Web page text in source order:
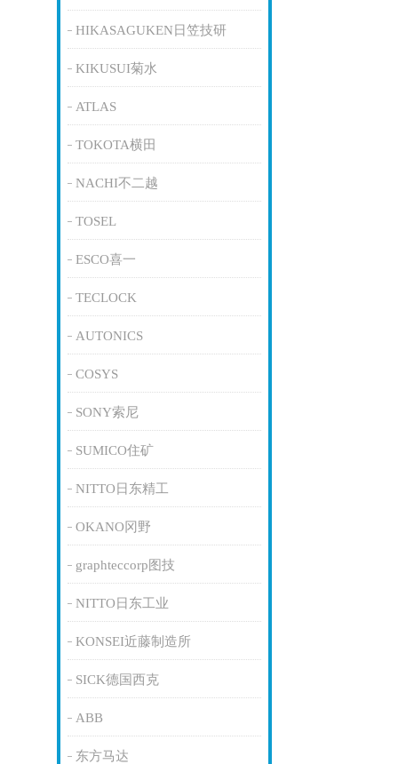
HIKASAGUKEN日笠技研
KIKUSUI菊水
ATLAS
TOKOTA横田
NACHI不二越
TOSEL
ESCO喜一
TECLOCK
AUTONICS
COSYS
SONY索尼
SUMICO住矿
NITTO日东精工
OKANO冈野
graphteccorp图技
NITTO日东工业
KONSEI近藤制造所
SICK德国西克
ABB
东方马达